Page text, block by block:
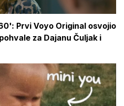
Prvi Voyo Original osvojio
za Dajanu Čuljak i